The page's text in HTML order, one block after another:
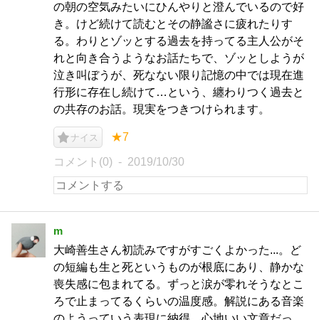
の朝の空気みたいにひんやりと澄んでいるので好
き。けど続けて読むとその静謐さに疲れたりす
る。わりとゾッとする過去を持ってる主人公がそ
れと向き合うようなお話たちで、ゾッとしようが
泣き叫ぼうが、死なない限り記憶の中では現在進
行形に存在し続けて…という、纏わりつく過去と
の共存のお話。現実をつきつけられます。
ナイス ★7
コメント(0) 2019/10/30
m
大崎善生さん初読みですがすごくよかった...。ど
の短編も生と死というものが根底にあり、静かな
喪失感に包まれてる。ずっと涙が零れそうなとこ
ろで止まってるくらいの温度感。解説にある音楽